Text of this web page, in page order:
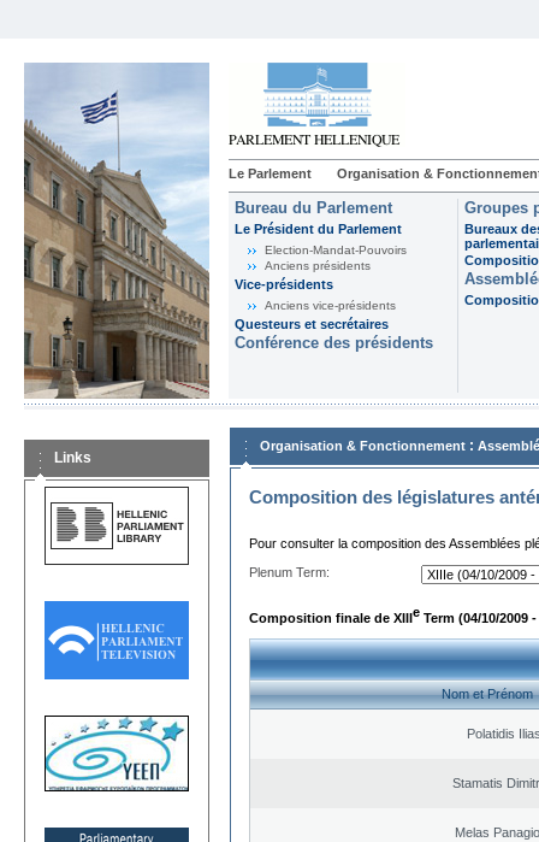
Le Parlement Organisation &
Bureau du Parlement
Le Président du Parlement
Election-Mandat-Pouvoirs
Anciens présidents
Vice-présidents
Anciens vice-présidents
Questeurs et secrétaires
Conférence des présidents
Groupes
Bureaux
Links
Organisation & Fonctionnement :
Composition des législatures
Pour consulter la composition des Assemblées
Plenum Term:
Composition finale de XIIIe Term (04/10/2009 -
Nom et Prénom
Polatidis
Stamatis
Melas